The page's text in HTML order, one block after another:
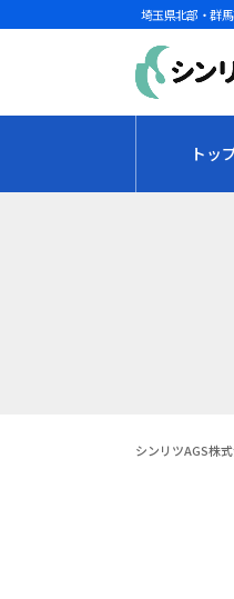
埼玉県北部・群
トッ
シンリツAGS株